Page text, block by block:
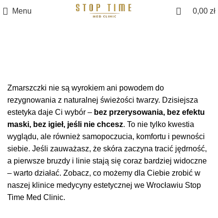
Menu 0,00 zł
Zmarszczki nie są wyrokiem ani powodem do
rezygnowania z naturalnej świeżości twarzy. Dzisiejsza
estetyka daje Ci wybór – bez przerysowania, bez efektu
maski, bez igieł, jeśli nie chcesz. To nie tylko kwestia
wyglądu, ale również samopoczucia, komfortu i pewności
siebie. Jeśli zauważasz, że skóra zaczyna tracić jędrność,
a pierwsze bruzdy i linie stają się coraz bardziej widoczne
– warto działać. Zobacz, co możemy dla Ciebie zrobić w
naszej klinice medycyny estetycznej we Wrocławiu Stop
Time Med Clinic.